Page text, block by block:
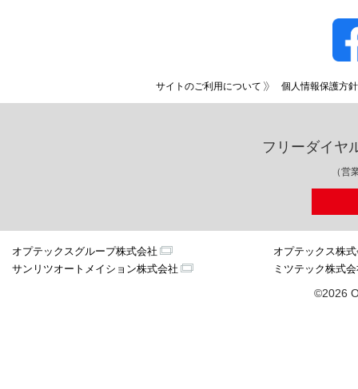
サイトのご利用について 個人情報保護方針
フリーダイヤ
（営
オプテックスグループ株式会社
オプテックス株
サンリツオートメイション株式会社
ミツテック株式
©2026